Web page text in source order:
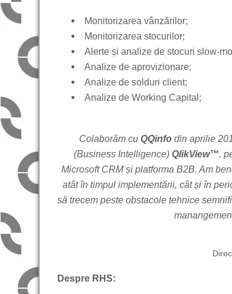
Monitorizarea vânzărilor;
Monitorizarea stocurilor;
Alerte și analize de stocuri slow-
Analize de aprovizionare;
Analize de solduri client;
Analize de Working Capital;
Colaborăm cu QQinfo din aprilie
(Business Intelligence) QlikView™,
Microsoft CRM și platforma B2B. Am
atât în timpul implementării, cât și în
să trecem peste obstacole tehnice
Despre RHS: